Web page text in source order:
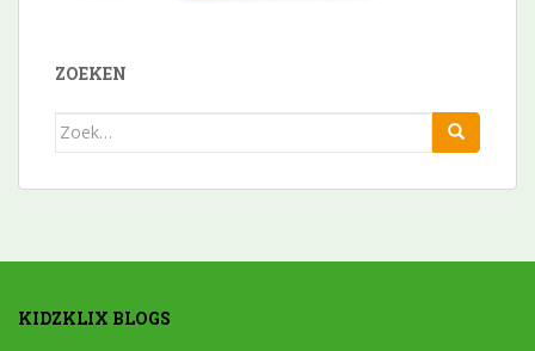
ZOEKEN
Zoek
KIDZKLIX BLOGS